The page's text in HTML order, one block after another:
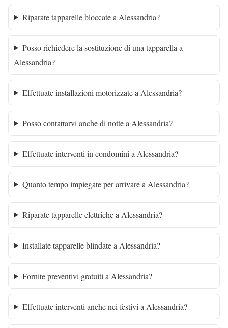
Riparate tapparelle bloccate a Alessandria?
Posso richiedere la sostituzione di una tapparella a
Alessandria?
Effettuate installazioni motorizzate a Alessandria?
Posso contattarvi anche di notte a Alessandria?
Effettuate interventi in condomini a Alessandria?
Quanto tempo impiegate per arrivare a Alessandria?
Riparate tapparelle elettriche a Alessandria?
Installate tapparelle blindate a Alessandria?
Fornite preventivi gratuiti a Alessandria?
Effettuate interventi anche nei festivi a Alessandria?